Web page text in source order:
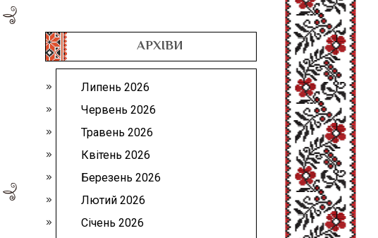
АРХІВИ
Липень 2026
Червень 2026
Травень 2026
Квітень 2026
Березень 2026
Лютий 2026
Січень 2026